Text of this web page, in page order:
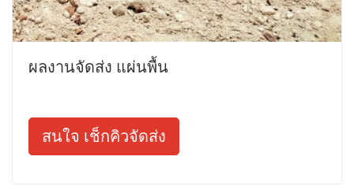
ผลงานจัดส่ง แผ่นพื้น
สนใจ เช็กคิวจัดส่ง